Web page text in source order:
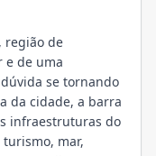
região de
de uma
se tornando
da cidade, a barra
infraestruturas do
turismo, mar,